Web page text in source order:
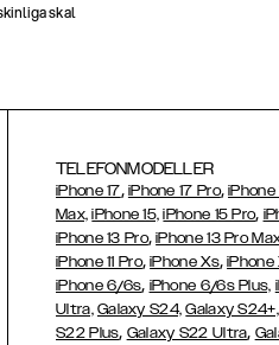
skal
TELEFONMODELLER
iPhone 17, iPhone 17 Pro,iPhone
Max, iPhone 15, iPhone 15 Pro,
iPhone 13 Pro,iPhone 13 Pro
iPhone 11 Pro,iPhone Xs,iPhone
iPhone 6/6s, iPhone 6/6s Plus,
Ultra, Galaxy S24, Galaxy S24+,
S22 Plus, Galaxy S22 Ultra,